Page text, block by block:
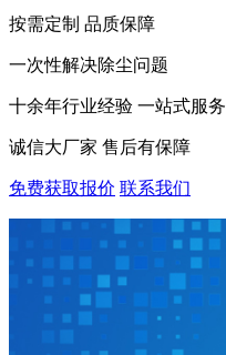
按需定制 品质保障
一次性解决除尘问题
十余年行业经验 一站式服务
诚信大厂家 售后有保障
免费获取报价 联系我们